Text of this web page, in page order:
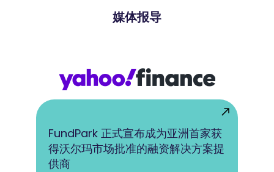
媒体报导
FundPark 正式宣布成为亚洲首家获
得沃尔玛市场批准的融资解决方案提
供商